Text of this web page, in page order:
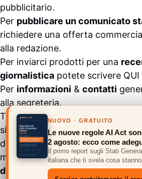
pubblicitario.
Per pubblicare un comunicato
richiedere una offerta
alla redazione.
Per inviarci prodotti per una
giornalistica potete scrivere QUI
Per informazioni & contatti
allasegreteria.
Tutti i contenuti pubblicati
sito #ASSODIGITALE.“Copyright
duplicabili e/o riproducibili in
ma possono essere citati
diretto
e previa comunicazione
NUOVO · GRATUITO
Le nuove regole AI Act
2 agosto: ecco come
Il primo report sugli Stati
italiana che ti svela cosa